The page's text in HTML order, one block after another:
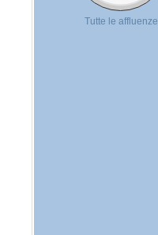
Tutte le affluenze